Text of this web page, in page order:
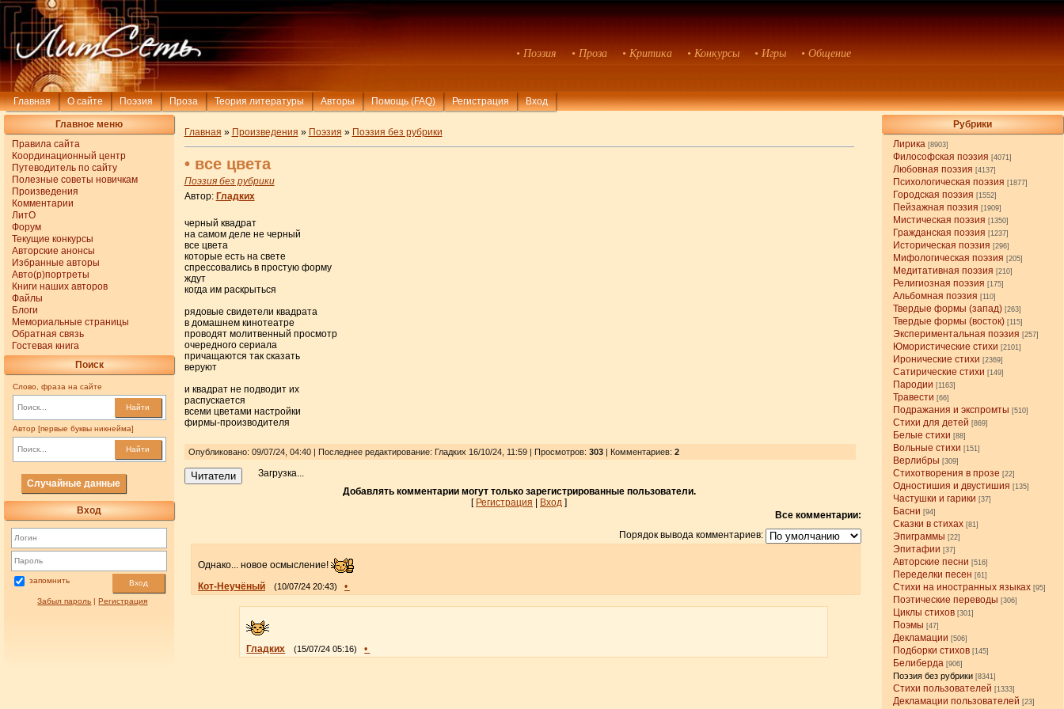
• Поэзия • Проза • Критика • Конкурсы • Игры • Общение
Главная О сайте Поэзия Проза Теория литературы Авторы Помощь (FAQ) Регистрация Вход
Главное меню
Правила сайта
Координационный центр
Путеводитель по сайту
Полезные советы новичкам
Произведения
Комментарии
ЛитО
Форум
Текущие конкурсы
Авторские анонсы
Избранные авторы
Авто(р)портреты
Книги наших авторов
Файлы
Блоги
Мемориальные страницы
Обратная связь
Гостевая книга
Поиск
Слово, фраза на сайте
Найти
Автор [первые буквы никнейма]
Найти
Случайные данные
Вход
запомнить Вход
Забыл пароль |Регистрация
Рубрики
Лирика [8903]
Философская поэзия [4071]
Любовная поэзия [4137]
Психологическая поэзия [1877]
Городская поэзия [1552]
Пейзажная поэзия [1909]
Мистическая поэзия [1350]
Гражданская поэзия [1237]
Историческая поэзия [296]
Мифологическая поэзия [205]
Медитативная поэзия [210]
Религиозная поэзия [175]
Альбомная поэзия [110]
Твердые формы (запад) [263]
Твердые формы (восток) [115]
Экспериментальная поэзия [257]
Юмористические стихи [2101]
Иронические стихи [2369]
Сатирические стихи [149]
Пародии [1163]
Травести [66]
Подражания и экспромты [510]
Стихи для детей [869]
Белые стихи [88]
Вольные стихи [151]
Верлибры [309]
Стихотворения в прозе [22]
Одностишия и двустишия [135]
Частушки и гарики [37]
Басни [94]
Сказки в стихах [81]
Эпиграммы [22]
Эпитафии [37]
Авторские песни [516]
Переделки песен [61]
Стихи на иностранных языках [95]
Поэтические переводы [306]
Циклы стихов [301]
Поэмы [47]
Декламации [506]
Подборки стихов [145]
Белиберда [906]
Поэзия без рубрики [8341]
Стихи пользователей [1333]
Декламации пользователей [23]
Главная » Произведения » Поэзия » Поэзия без рубрики
• все цвета
Поэзия без рубрики
Автор: Гладких
черный квадрат
на самом деле не черный
все цвета
которые есть на свете
спрессовались в простую форму
ждут
когда им раскрыться
рядовые свидетели квадрата
в домашнем кинотеатре
проводят молитвенный просмотр
очередного сериала
причащаются так сказать
веруют
и квадрат не подводит их
распускается
всеми цветами настройки
фирмы-производителя
Опубликовано: 09/07/24, 04:40 | Последнее редактирование: Гладких 16/10/24, 11:59 | Просмотров: 303| Комментариев: 2
Читатели
Загрузка...
Добавлять комментарии могут только зарегистрированные пользователи.
[ Регистрация | Вход ]
Все комментарии:
Порядок вывода комментариев:
Однако... новое осмысление!
Кот-Неучёный
(10/07/24 20:43) •
Гладких (15/07/24 05:16) •